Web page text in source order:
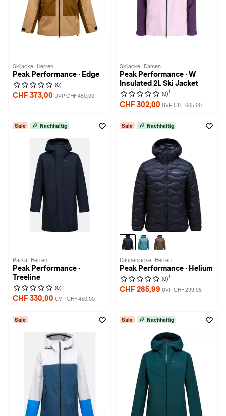
Skijacke · Herren
Peak Performance · Edge
(0) 1
CHF 373,00 UVP CHF 450,00
Skijacke · Damen
Peak Performance · W
Insulated 2L Ski Jacket
(0) 1
CHF 302,00 UVP CHF 605,00
Sale Nachhaltig
Parka · Herren
Peak Performance ·
Treeline
(0) 1
CHF 330,00 UVP CHF 430,00
Sale Nachhaltig
Daunenjacke · Herren
Peak Performance · Helium
(0) 1
CHF 285,99 UVP CHF 299,95
Sale Sale Nachhaltig